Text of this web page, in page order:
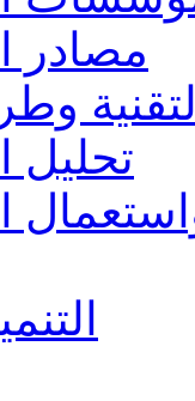
مصادر
تحليل